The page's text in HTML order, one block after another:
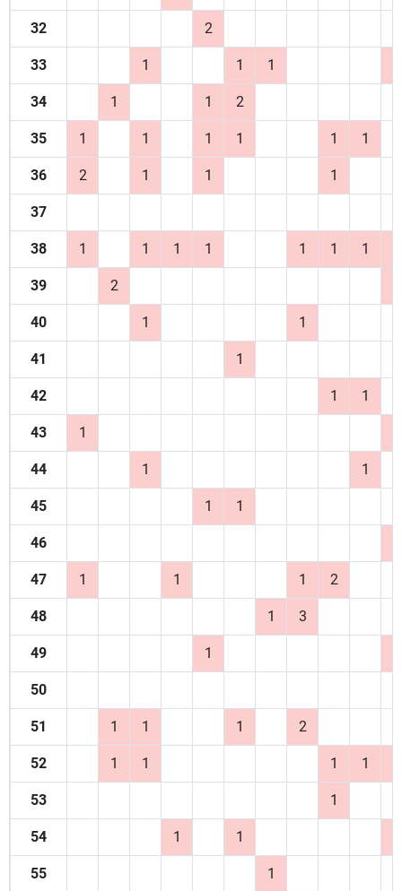
32 2
33 1 1 1
34 1 1 2
35 1 1 1 1 1 1
36 2 1 1 1
37
38 1 1 1 1 1 1 1
39 2
40 1 1
41 1
42 1 1
43 1
44 1 1
45 1 1
46
47 1 1 1 2
48 1 3
49 1
50
51 1 1 1 2
52 1 1 1 1
53 1
54 1 1
55 1